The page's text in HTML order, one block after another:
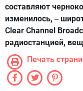
составляют
изменилось, –
Clear Channel
радиостанцией,
Печать